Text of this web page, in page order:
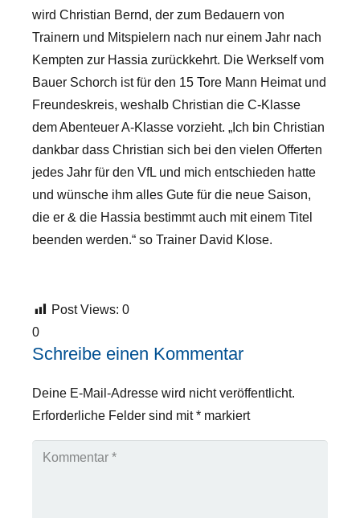
wird Christian Bernd, der zum Bedauern von
Trainern und Mitspielern nach nur einem Jahr nach
Kempten zur Hassia zurückkehrt. Die Werkself vom
Bauer Schorch ist für den 15 Tore Mann Heimat und
Freundeskreis, weshalb Christian die C-Klasse
dem Abenteuer A-Klasse vorzieht. „Ich bin Christian
dankbar dass Christian sich bei den vielen Offerten
jedes Jahr für den VfL und mich entschieden hatte
und wünsche ihm alles Gute für die neue Saison,
die er & die Hassia bestimmt auch mit einem Titel
beenden werden.“ so Trainer David Klose.
Post Views: 0
0
Schreibe einen Kommentar
Deine E-Mail-Adresse wird nicht veröffentlicht.
Erforderliche Felder sind mit* markiert